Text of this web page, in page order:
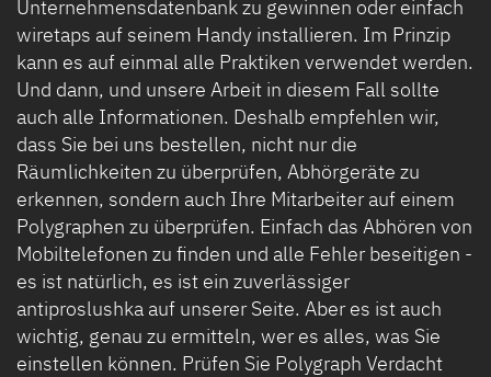
Unternehmensdatenbank zu gewinnen oder einfach
wiretaps auf seinem Handy installieren. Im Prinzip
kann es auf einmal alle Praktiken verwendet werden.
Und dann, und unsere Arbeit in diesem Fall sollte
auch alle Informationen. Deshalb empfehlen wir,
dass Sie bei uns bestellen, nicht nur die
Räumlichkeiten zu überprüfen, Abhörgeräte zu
erkennen, sondern auch Ihre Mitarbeiter auf einem
Polygraphen zu überprüfen. Einfach das Abhören von
Mobiltelefonen zu finden und alle Fehler beseitigen -
es ist natürlich, es ist ein zuverlässiger
antiproslushka auf unserer Seite. Aber es ist auch
wichtig, genau zu ermitteln, wer es alles, was Sie
einstellen können. Prüfen Sie Polygraph Verdacht